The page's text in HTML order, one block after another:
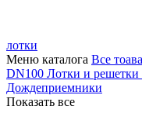
лотки
Меню каталога Все
DN100 Лотки и
Дождеприемники
Показать все